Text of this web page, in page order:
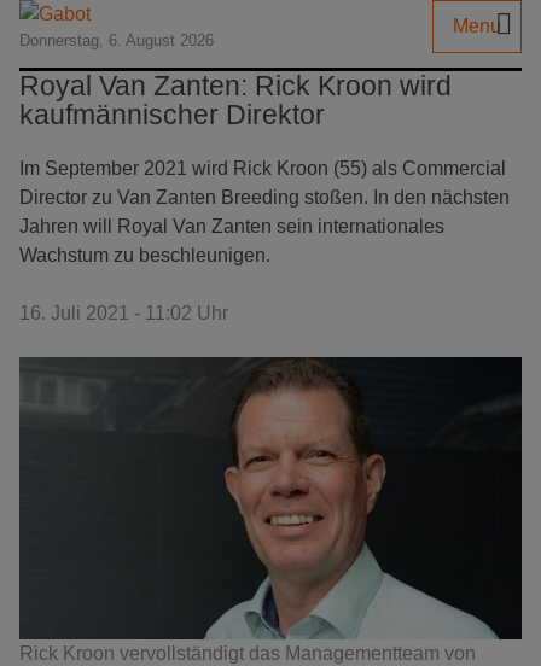
Donnerstag, 6. August 2026
Menu
Royal Van Zanten: Rick Kroon wird
kaufmännischer Direktor
Im September 2021 wird Rick Kroon (55) als Commercial
Director zu Van Zanten Breeding stoßen. In den nächsten
Jahren will Royal Van Zanten sein internationales
Wachstum zu beschleunigen.
16. Juli 2021 - 11:02 Uhr
Rick Kroon vervollständigt das Managementteam von